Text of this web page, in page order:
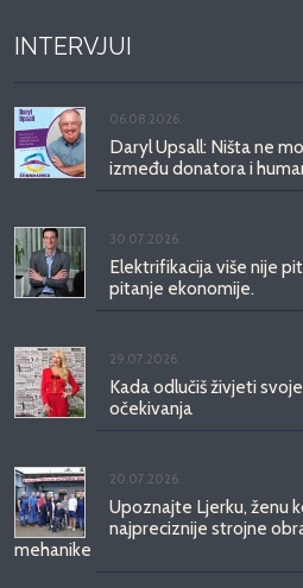
INTERVJUI
06.08.2026.
Daryl Upsall: Ništa ne
između donatora i
30.07.2026.
Elektrifikacija više nije
pitanje ekonomije.
29.07.2026.
Kada odlučiš živjeti
očekivanja
20.07.2026.
Upoznajte Ljerku, ženu
najpreciznije strojne
mehanike